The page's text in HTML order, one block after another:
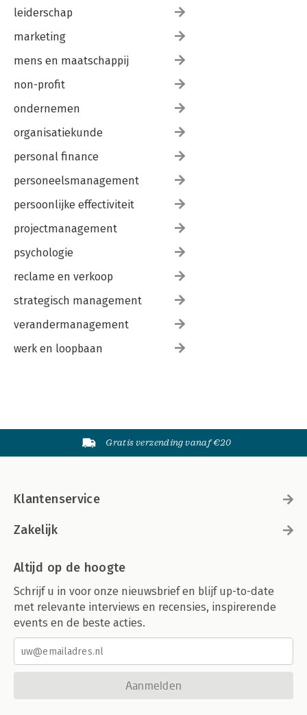
leiderschap
marketing
mens en maatschappij
non-profit
ondernemen
organisatiekunde
personal finance
personeelsmanagement
persoonlijke effectiviteit
projectmanagement
psychologie
reclame en verkoop
strategisch management
verandermanagement
werk en loopbaan
Gratis verzending vanaf €20
Klantenservice
Zakelijk
Altijd op de hoogte
Schrijf u in voor onze nieuwsbrief en blijf up-to-date
met relevante interviews en recensies, inspirerende
events en de beste acties.
Aanmelden